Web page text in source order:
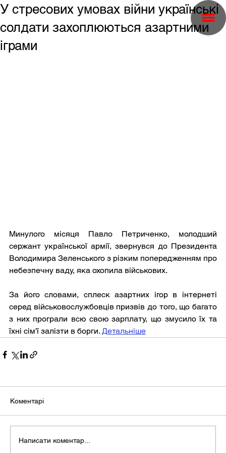
У стресових умовах війни українські
солдати захоплюються азартними
іграми
Минулого місяця Павло Петриченко, молодший
сержант української армії, звернувся до Президента
Володимира Зеленського з різким попередженням про
небезпечну ваду, яка охопила військових.
За його словами, сплеск азартних ігор в інтернеті
серед військовослужбовців призвів до того, що багато
з них програли всю свою зарплату, що змусило їх та
їхні сім'ї залізти в борги. Детальніше
Коментарі
Написати коментар...